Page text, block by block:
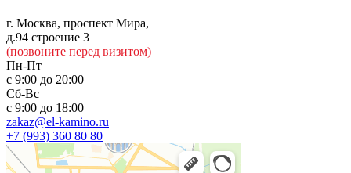
г. Москва, проспект Мира,
д.94 строение 3
(позвоните перед визитом)
Пн-Пт
с 9:00 до 20:00
Сб-Вс
с 9:00 до 18:00
zakaz@el-kamino.ru
+7 (993) 360 80 80